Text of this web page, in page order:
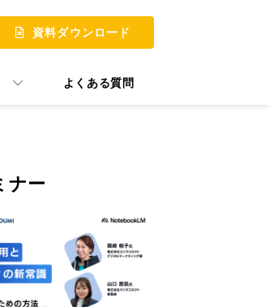
資料ダウンロード
よくある質問
ナー